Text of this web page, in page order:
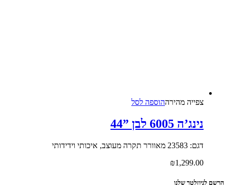
צפייה‬ ‫מהירה‬הוספה לסל
נינג’ה 6005 לבן ”44
דגם: 23583 מאוורר תקרה מעוצב, איכותי וידידותי
₪1,299.00
הרשם לניוזלטר שלנו